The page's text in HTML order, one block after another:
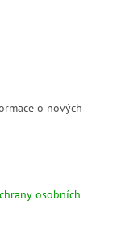
o nových
osobních